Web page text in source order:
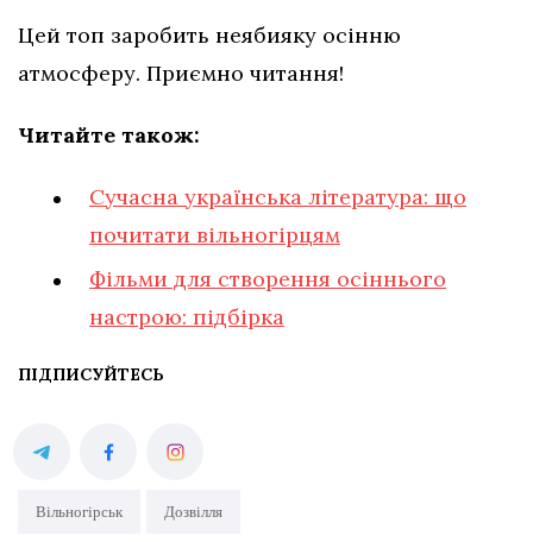
Цей топ заробить неябияку осінню
атмосферу. Приємно читання!
Читайте також:
Сучасна українська література: що
почитати вільногірцям
Фільми для створення осіннього
настрою: підбірка
ПІДПИСУЙТЕСЬ
Вільногірськ Дозвілля